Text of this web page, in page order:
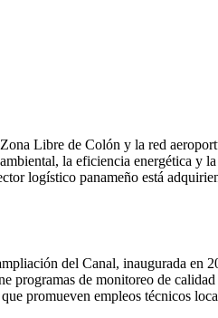
Libre de Colón y la red
la eficiencia energética
logístico panameño está
del Canal, inaugurada en
programas de monitoreo de
promueven empleos técnicos